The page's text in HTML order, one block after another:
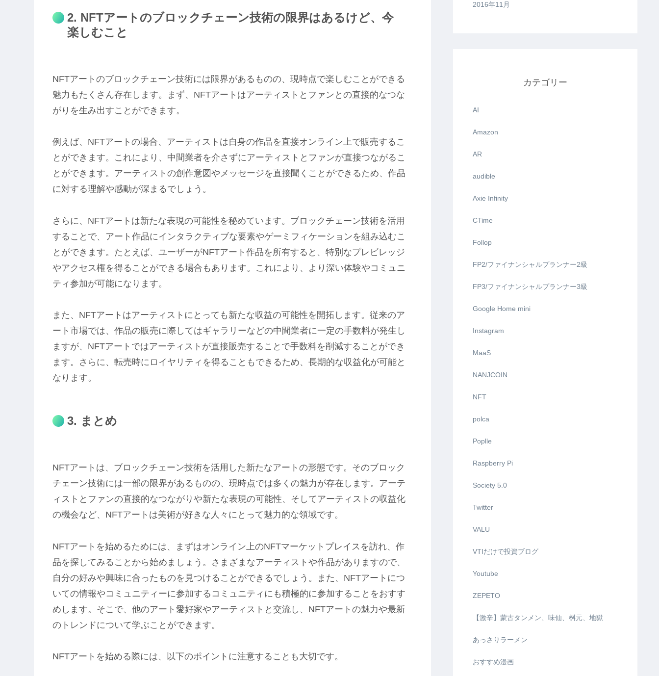
2. NFTアートのブロックチェーン技術の限界はあるけど、今
楽しむこと
NFTアートのブロックチェーン技術には限界があるものの、現時点で楽しむことができる
魅力もたくさん存在します。まず、NFTアートはアーティストとファンとの直接的なつな
がりを生み出すことができます。
例えば、NFTアートの場合、アーティストは自身の作品を直接オンライン上で販売するこ
とができます。これにより、中間業者を介さずにアーティストとファンが直接つながるこ
とができます。アーティストの創作意図やメッセージを直接聞くことができるため、作品
に対する理解や感動が深まるでしょう。
さらに、NFTアートは新たな表現の可能性を秘めています。ブロックチェーン技術を活用
することで、アート作品にインタラクティブな要素やゲーミフィケーションを組み込むこ
とができます。たとえば、ユーザーがNFTアート作品を所有すると、特別なプレビレッジ
やアクセス権を得ることができる場合もあります。これにより、より深い体験やコミュニ
ティ参加が可能になります。
また、NFTアートはアーティストにとっても新たな収益の可能性を開拓します。従来のア
ート市場では、作品の販売に際してはギャラリーなどの中間業者に一定の手数料が発生し
ますが、NFTアートではアーティストが直接販売することで手数料を削減することができ
ます。さらに、転売時にロイヤリティを得ることもできるため、長期的な収益化が可能と
なります。
3. まとめ
NFTアートは、ブロックチェーン技術を活用した新たなアートの形態です。そのブロック
チェーン技術には一部の限界があるものの、現時点では多くの魅力が存在します。アーテ
ィストとファンの直接的なつながりや新たな表現の可能性、そしてアーティストの収益化
の機会など、NFTアートは美術が好きな人々にとって魅力的な領域です。
NFTアートを始めるためには、まずはオンライン上のNFTマーケットプレイスを訪れ、作
品を探してみることから始めましょう。さまざまなアーティストや作品がありますので、
自分の好みや興味に合ったものを見つけることができるでしょう。また、NFTアートにつ
いての情報やコミュニティーに参加するコミュニティにも積極的に参加することをおすす
めします。そこで、他のアート愛好家やアーティストと交流し、NFTアートの魅力や最新
のトレンドについて学ぶことができます。
NFTアートを始める際には、以下のポイントに注意することも大切です。
2016年11月
カテゴリー
AI
Amazon
AR
audible
Axie Infinity
CTime
Follop
FP2/ファイナンシャルプランナー2級
FP3/ファイナンシャルプランナー3級
Google Home mini
Instagram
MaaS
NANJCOIN
NFT
polca
Poplle
Raspberry Pi
Society 5.0
Twitter
VALU
VTIだけで投資ブログ
Youtube
ZEPETO
【激辛】蒙古タンメン、味仙、桝元、地獄
あっさりラーメン
おすすめ漫画